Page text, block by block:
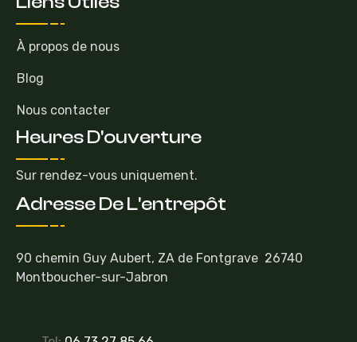
À propos de nous
Blog
Nous contacter
Heures D'ouverture
Sur rendez-vous uniquement.
Adresse De L'entrepôt
90 chemin Guy Aubert, ZA de Fontgrave 26740
Montboucher-sur-Jabron